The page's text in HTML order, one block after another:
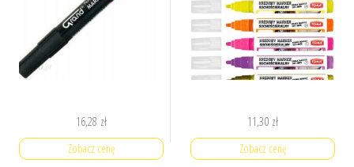
16,28 zł
Zobacz cenę
11,30 zł
Zobacz cenę